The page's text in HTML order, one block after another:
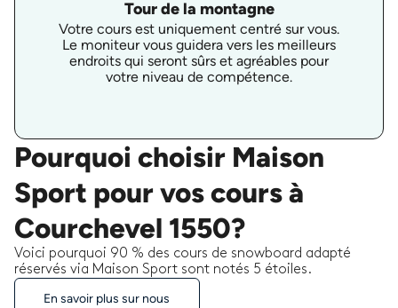
Tour de la montagne
Votre cours est uniquement centré sur vous.
Le moniteur vous guidera vers les meilleurs
endroits qui seront sûrs et agréables pour
votre niveau de compétence.
Pourquoi choisir Maison
Sport pour vos cours à
Courchevel 1550?
Voici pourquoi 90 % des cours de snowboard adapté
réservés via Maison Sport sont notés 5 étoiles.
En savoir plus sur nous